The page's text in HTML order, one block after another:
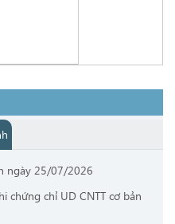
ngày 25/07/2026
chứng chỉ UD CNTT cơ bản